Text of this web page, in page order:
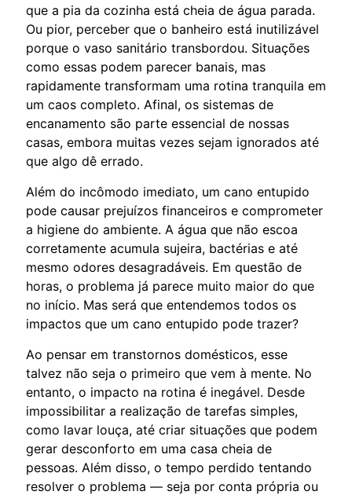
que a pia da cozinha está cheia de água parada.
Ou pior, perceber que o banheiro está inutilizável
porque o vaso sanitário transbordou. Situações
como essas podem parecer banais, mas
rapidamente transformam uma rotina tranquila em
um caos completo. Afinal, os sistemas de
encanamento são parte essencial de nossas
casas, embora muitas vezes sejam ignorados até
que algo dê errado.
Além do incômodo imediato, um cano entupido
pode causar prejuízos financeiros e comprometer
a higiene do ambiente. A água que não escoa
corretamente acumula sujeira, bactérias e até
mesmo odores desagradáveis. Em questão de
horas, o problema já parece muito maior do que
no início. Mas será que entendemos todos os
impactos que um cano entupido pode trazer?
Ao pensar em transtornos domésticos, esse
talvez não seja o primeiro que vem à mente. No
entanto, o impacto na rotina é inegável. Desde
impossibilitar a realização de tarefas simples,
como lavar louça, até criar situações que podem
gerar desconforto em uma casa cheia de
pessoas. Além disso, o tempo perdido tentando
resolver o problema — seja por conta própria ou